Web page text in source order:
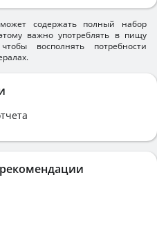
содержать полный набор
важно употреблять в пищу
восполнять потребности